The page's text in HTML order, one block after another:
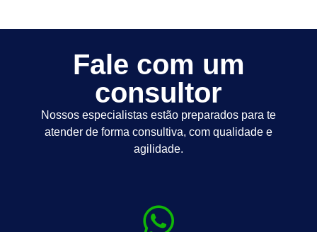
Fale com um
consultor
Nossos especialistas estão preparados para te
atender de forma consultiva, com qualidade e
agilidade.